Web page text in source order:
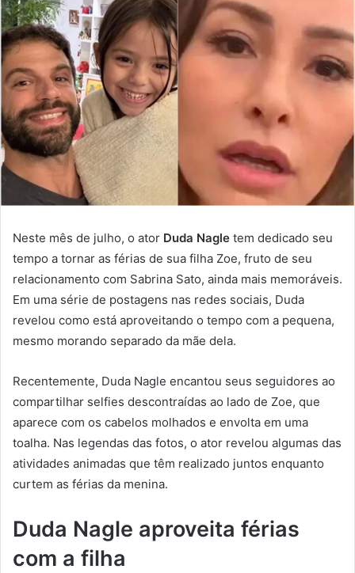
Neste mês de julho, o ator Duda Nagle tem dedicado seu
tempo a tornar as férias de sua filha Zoe, fruto de seu
relacionamento com Sabrina Sato, ainda mais memoráveis.
Em uma série de postagens nas redes sociais, Duda
revelou como está aproveitando o tempo com a pequena,
mesmo morando separado da mãe dela.
Recentemente, Duda Nagle encantou seus seguidores ao
compartilhar selfies descontraídas ao lado de Zoe, que
aparece com os cabelos molhados e envolta em uma
toalha. Nas legendas das fotos, o ator revelou algumas das
atividades animadas que têm realizado juntos enquanto
curtem as férias da menina.
Duda Nagle aproveita férias
com a filha